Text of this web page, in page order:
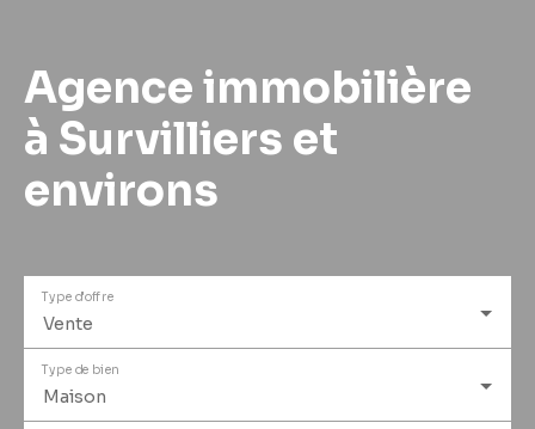
Agence immobilière
à Survilliers et
environs
Vente
Type d'offre
Maison
Type de bien